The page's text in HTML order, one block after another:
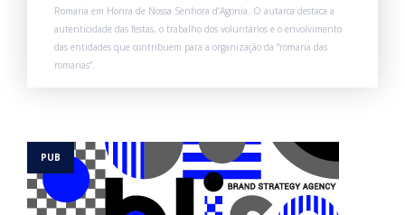
Romaria em Honra de Nossa Senhora d’Agonia. O autarca destaca a
autenticidade das festas, o trabalho dos voluntários e o envolvimento
das entidades que contribuem para a organização da “romaria das
romarias”.